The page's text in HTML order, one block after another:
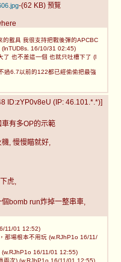
-(62 KB) 預覽
的載具 我很支持把戰後彈的APCBC
(lnTUD8s. 16/10/31 02:45)
了 也不差這一個 也就只吐槽下了 (l
過6.7以前的122都已經偷偷把最強
ID:zYP0v8eU (IP: 46.101.*.*)]
有多OP的示範
, 慢慢瞄就好,
虎,
bomb run炸掉一整串車,
11/01 12:52)
那場根本不用玩 (w.RJhP1o 16/11/
16/11/01 12:55)
兩次) (w.RJhP1o 16/11/01 12:55)